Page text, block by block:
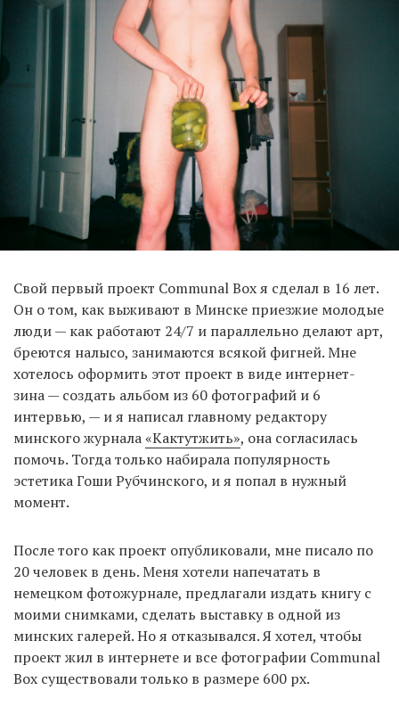
Свой первый проект Communal Box я сделал в 16 лет.
Он о том, как выживают в Минске приезжие молодые
люди — как работают 24/7 и параллельно делают арт,
бреются налысо, занимаются всякой фигней. Мне
хотелось оформить этот проект в виде интернет-
зина — создать альбом из 60 фотографий и 6
интервью, — и я написал главному редактору
минского журнала«Кактутжить», она согласилась
помочь. Тогда только набирала популярность
эстетика Гоши Рубчинского, и я попал в нужный
момент.
После того как проект опубликовали, мне писало по
20 человек в день. Меня хотели напечатать в
немецком фотожурнале, предлагали издать книгу с
моими снимками, сделать выставку в одной из
минских галерей. Но я отказывался. Я хотел, чтобы
проект жил в интернете и все фотографии Communal
Box существовали только в размере 600 px.